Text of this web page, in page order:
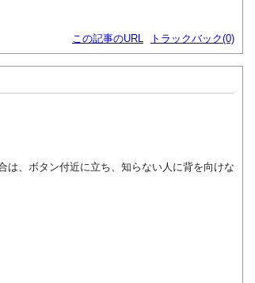
この記事のURL トラックバック(0)
は、ボタン付近に立ち、知らない人に背を向けな